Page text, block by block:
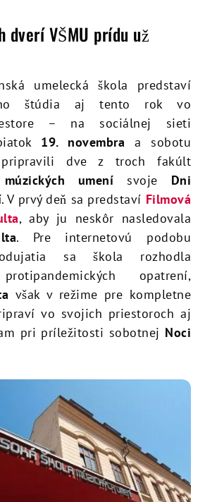
dverí VŠMU prídu už
umelecká škola predstaví
štúdia aj tento rok vo
– na sociálnej sieti
19. novembra a sobotu
dve z troch fakúlt
umenísvoje Dni
. V prvý deň sa predstaví Filmová
, aby ju neskôr nasledovala
. Pre internetovú podobu
sa škola rozhodla
opatrení,
však v režime pre kompletne
vo svojich priestoroch aj
pri príležitosti sobotnej Noci